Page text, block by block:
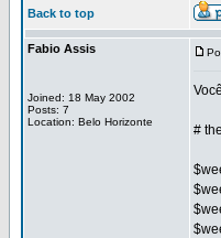
Back to top
Fabio Assis
Joined: 18 May 2002
Posts: 7
Location: Belo Horizonte
#